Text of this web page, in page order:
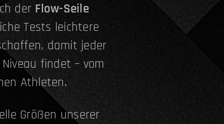
der Flow-Seile
Tests leichtere
damit jeder
findet – vom
Athleten.
Größen unserer